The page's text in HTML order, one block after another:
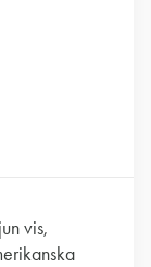
vis,